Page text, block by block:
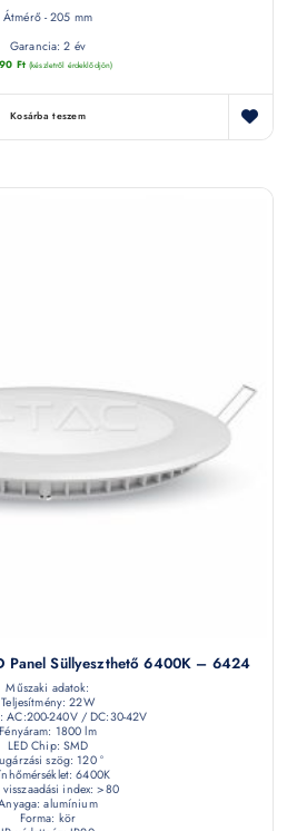
Átmérő - 205 mm
Garancia: 2 év
Ft (készletről érdeklődjön)
Kosárba teszem
Panel Süllyeszthető 6400K – 6424
Műszaki adatok:
Teljesítmény: 22W
AC:200-240V / DC:30-42V
Fényáram: 1800 lm
LED Chip: SMD
szög: 120 °
6400K
index: >80
alumínium
Forma: kör